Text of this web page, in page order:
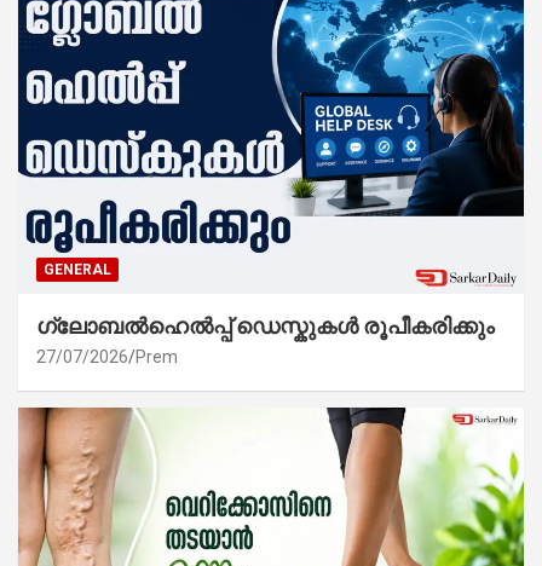
GENERAL
ഗ്ലോബൽഹെൽപ്പ് ഡെസ്കുകൾ രൂപീകരിക്കും
27/07/2026 Prem